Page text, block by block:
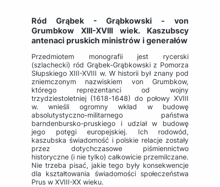
Ród Grąbek - Grąbkowski - von
Grumbkow XIII-XVIII wiek. Kaszubscy
antenaci pruskich ministrów i generałów
Przedmiotem monografii jest rycerski
(szlachecki) ród Grąbek-Grąbkowski z Pomorza
Słupskiego XIII-XVIII w. W historii był znany pod
zniemczonym nazwiskiem von Grumbkow,
którego reprezentanci od wojny
trzydziestoletniej (1618-1648) do połowy XVIII
w. wnieśli ogromny wkład w budowę
absolutystyczno-militarnego państwa
barndenbursko-pruskiego i udział w budowę
jego potęgi europejskiej. Ich rodowód,
kaszubska świadomość i polskie relacje zostały
przez dotychczasowe piśmiennictwo
historyczne (i nie tylko) całkowicie przemilczane.
Nie trzeba pisać, jakie tego były konsekwencje
dla kształtowania świadomości społeczeństwa
Prus w XVIII-XX wieku.